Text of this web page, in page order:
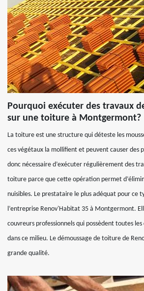
Pourquoi exécuter des travaux
sur une toiture à Montgermont?
La toiture est une structure qui déteste les
ces végétaux la mollifient et peuvent causer des
donc nécessaire d’exécuter régulièrement des
toiture parce que cette opération permet
nuisibles. Le prestataire le plus adéquat pour ce
l’entreprise Renov'Habitat 35 à Montgermont.
couvreurs professionnels qui possèdent toutes
dans ce milieu. Le démoussage de toiture de
grande qualité.